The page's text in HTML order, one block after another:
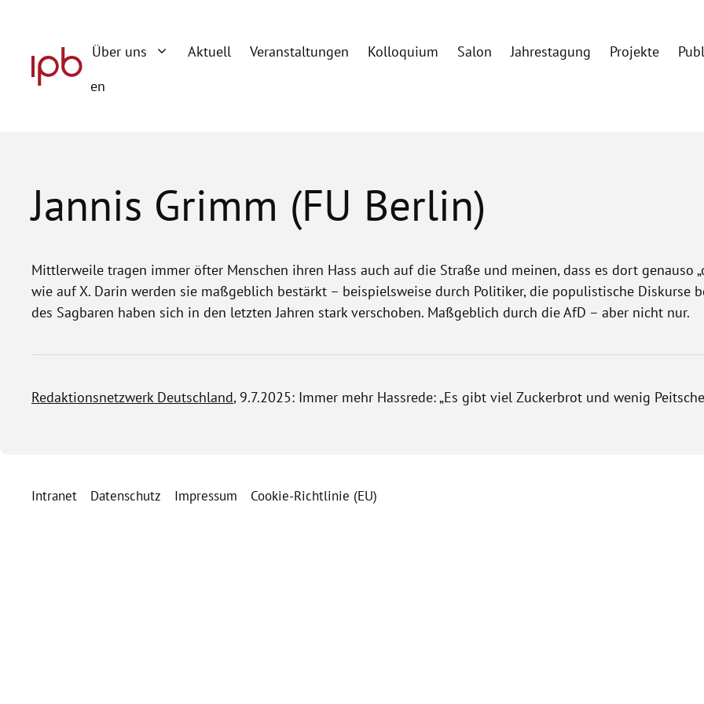
springen
Über uns Aktuell Veranstaltungen Kolloquium Salon Jahrestagung Projekte
en
Jannis Grimm (FU Berlin)
Mittlerweile tragen immer öfter Menschen ihren Hass auch auf die Straße und meinen, dass es dort genauso
wie auf X. Darin werden sie maßgeblich bestärkt – beispielsweise durch Politiker, die populistische Diskurse
des Sagbaren haben sich in den letzten Jahren stark verschoben. Maßgeblich durch die AfD – aber nicht nur.
Redaktionsnetzwerk Deutschland, 9.7.2025: Immer mehr Hassrede: „Es gibt viel Zuckerbrot und wenig
Intranet Datenschutz Impressum Cookie-Richtlinie (EU)